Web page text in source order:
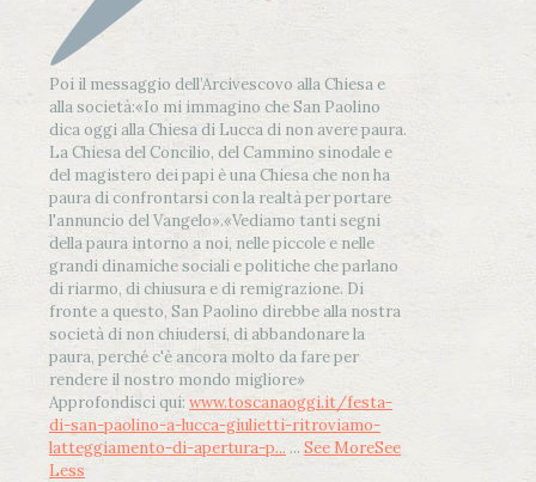
Poi il messaggio dell’Arcivescovo alla Chiesa e
alla società:«Io mi immagino che San Paolino
dica oggi alla Chiesa di Lucca di non avere paura.
La Chiesa del Concilio, del Cammino sinodale e
del magistero dei papi è una Chiesa che non ha
paura di confrontarsi con la realtà per portare
l'annuncio del Vangelo».«Vediamo tanti segni
della paura intorno a noi, nelle piccole e nelle
grandi dinamiche sociali e politiche che parlano
di riarmo, di chiusura e di remigrazione. Di
fronte a questo, San Paolino direbbe alla nostra
società di non chiudersi, di abbandonare la
paura, perché c'è ancora molto da fare per
rendere il nostro mondo migliore»
Approfondisci qui: www.toscanaoggi.it/festa-
di-san-paolino-a-lucca-giulietti-ritroviamo-
latteggiamento-di-apertura-p... ... See MoreSee
Less